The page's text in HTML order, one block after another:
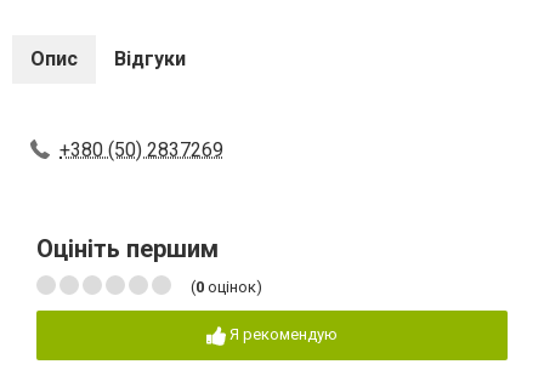
Опис Відгуки
+380 (50) 2837269
Оцініть першим
(0 оцінок)
Я рекомендую